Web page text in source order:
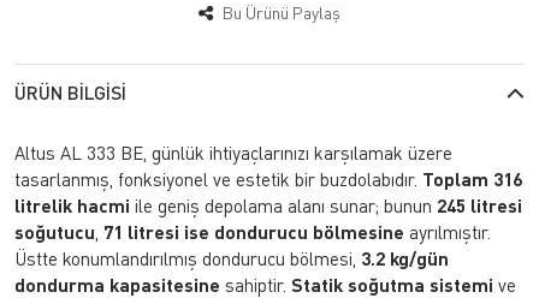
Bu Ürünü Paylaş
ÜRÜN BILGISI
Altus AL 333 BE, günlük ihtiyaçlarınızı karşılamak üzere
tasarlanmış, fonksiyonel ve estetik bir buzdolabıdır. Toplam 316
litrelik hacmi ile geniş depolama alanı sunar; bunun 245 litresi
soğutucu 71 litresi ise dondurucu bölmesine ayrılmıştır.
Üstte konumlandırılmış dondurucu bölmesi, 3.2 kg/gün
dondurma kapasitesine sahiptir. Statik soğutma sistemi ve